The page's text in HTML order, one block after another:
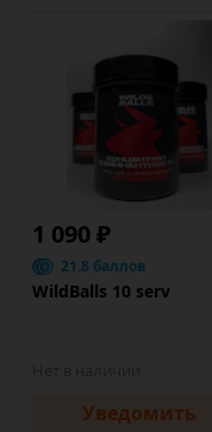
1 090 ₽
21.8 баллов
WildBalls 10 serv
Уведомить